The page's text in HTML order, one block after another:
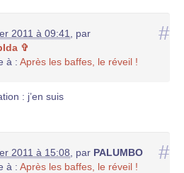
#
2011 à 09:41
par
✞
à : Après les baffes, le réveil !
: j’en suis
#
2011 à 15:08 par PALUMBO
à : Après les baffes, le réveil !